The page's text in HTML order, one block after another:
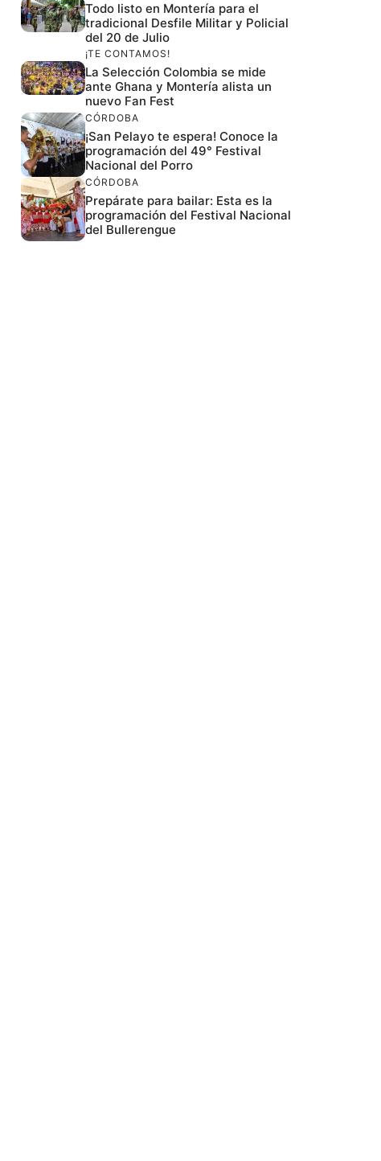
Todo listo en Montería para el
tradicional Desfile Militar y Policial
del 20 de Julio
¡TE CONTAMOS!
La Selección Colombia se mide
ante Ghana y Montería alista un
nuevo Fan Fest
CÓRDOBA
¡San Pelayo te espera! Conoce la
programación del 49° Festival
Nacional del Porro
CÓRDOBA
Prepárate para bailar: Esta es la
programación del Festival Nacional
del Bullerengue